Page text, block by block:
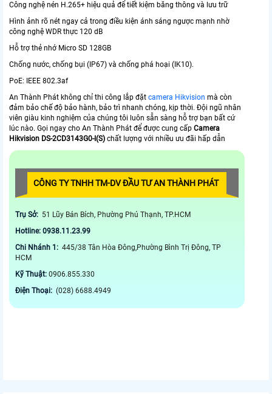
Công nghệ nén H.265+ hiệu quả để tiết kiệm băng thông và lưu trữ
Hình ảnh rõ nét ngay cả trong điều kiện ánh sáng ngược mạnh nhờ
công nghệ WDR thực 120 dB
Hỗ trợ thẻ nhớ Micro SD 128GB
Chống nước, chống bụi (IP67) và chống phá hoại (IK10).
PoE: IEEE 802.3af
An Thành Phát không chỉ thi công lắp đặt camera Hikvision mà còn
đảm bảo chế độ bảo hành, bảo trì nhanh chóng, kịp thời. Đội ngũ nhân
viên giàu kinh nghiệm của chúng tôi luôn sẵn sàng hỗ trợ bạn bất cứ
lúc nào. Gọi ngay cho An Thành Phát để được cung cấp Camera
Hikvision DS-2CD3143G0-I(S) chất lượng với nhiều ưu đãi hấp dẫn
CÔNG TY TNHH TM-DV ĐẦU TƯ AN THÀNH PHÁT
Trụ Sở: 51 Lũy Bán Bích, Phường Phú Thạnh, TP.HCM
Hotline: 0938.11.23.99
Chi Nhánh 1: 445/38 Tân Hòa Đông,Phường Bình Trị Đông, TP
HCM
Kỹ Thuật: 0906.855.330
Điện Thoại: (028) 6688.4949